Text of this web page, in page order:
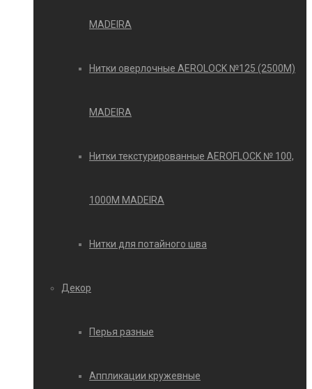
MADEIRA
Нитки оверлочные AEROLOCK №125 (2500М)
MADEIRA
Нитки текстурированные AEROFLOCK № 100,
1000М MADEIRA
Нитки для потайного шва
Декор
Перья разные
Аппликации кружевные